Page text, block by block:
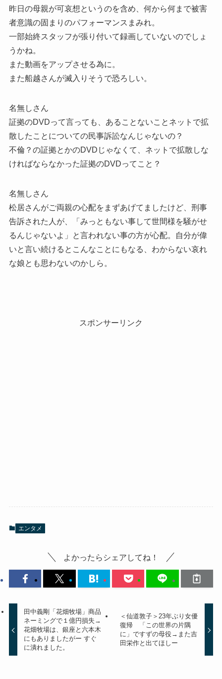
昨日の母親が可哀想というのを含め、何から何まで被害
者意識の固まりのパフォーマンスまみれ。
一部始終スタッフが張り付いて録画していないのでしょ
うかね。
また動画をアップさせる為に。
また船越さんが滅入りそうで恐ろしい。
名無しさん
証拠のDVDって言っても、あることないことネットで拡
散したことについての民事訴訟なんじゃないの？
不倫？の証拠とかのDVDじゃなくて、ネットで拡散しな
ければならなかった証拠のDVDってこと？
名無しさん
松居さんがご両親の心配をまずあげてましたけど、刑事
告訴された人が、「みっともない事して世間様を騒がせ
るんじゃないよ」と言われない事の方が心配。自分が偉
いと言い続けるとこんなことにもなる、わからない哀れ
な娘とも思わないのかしら。
スポンサーリンク
エンタメ
よかったらシェアしてね！
田中義剛「花畑牧場」商品
ネーミングで１億円損失→
花畑牧場は、銀座と六本木
にもありましたがー すぐ
に潰れました。
＜仙道敦子＞23年ぶり女優
復帰 「この世界の片隅
に」ですずの母役→また吉
田栄作と出てほしー